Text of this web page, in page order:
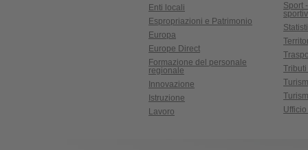
Enti locali
Espropriazioni e Patrimonio
Europa
Europe Direct
Formazione del personale
regionale
Innovazione
Istruzione
Lavoro
Sport